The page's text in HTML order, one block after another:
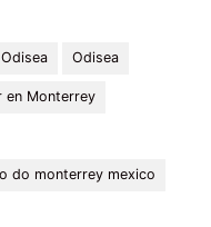
Odisea
en Monterrey
do monterrey mexico